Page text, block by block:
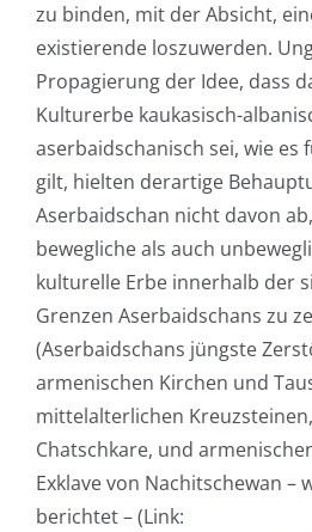
zu binden, mit der Absicht,
existierende loszuwerden.
Propagierung der Idee, dass
Kulturerbe kaukasisch-
aserbaidschanisch sei, wie es
gilt, hielten derartige
Aserbaidschan nicht davon
bewegliche als auch
kulturelle Erbe innerhalb der
Grenzen Aserbaidschans zu
(Aserbaidschans jüngste
armenischen Kirchen und
mittelalterlichen
Chatschkare, und
Exklave von Nachitschewan –
berichtet – (Link: